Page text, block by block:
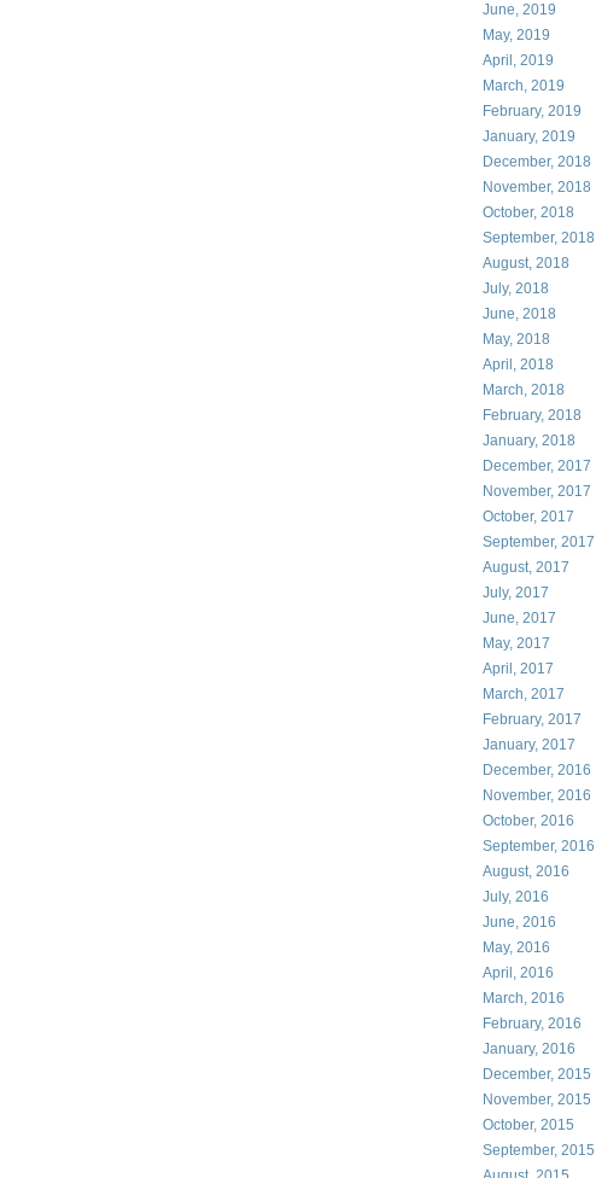
June, 2019
May, 2019
April, 2019
March, 2019
February, 2019
January, 2019
December, 2018
November, 2018
October, 2018
September, 2018
August, 2018
July, 2018
June, 2018
May, 2018
April, 2018
March, 2018
February, 2018
January, 2018
December, 2017
November, 2017
October, 2017
September, 2017
August, 2017
July, 2017
June, 2017
May, 2017
April, 2017
March, 2017
February, 2017
January, 2017
December, 2016
November, 2016
October, 2016
September, 2016
August, 2016
July, 2016
June, 2016
May, 2016
April, 2016
March, 2016
February, 2016
January, 2016
December, 2015
November, 2015
October, 2015
September, 2015